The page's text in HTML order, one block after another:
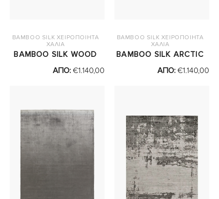
BAMBOO SILK ΧΕΙΡΟΠΟΙΗΤΑ
ΧΑΛΙΑ
BAMBOO SILK WOOD
ΑΠΟ: €1.140,00
BAMBOO SILK ΧΕΙΡΟΠΟΙΗΤΑ
ΧΑΛΙΑ
BAMBOO SILK ARCTIC
ΑΠΟ: €1.140,00